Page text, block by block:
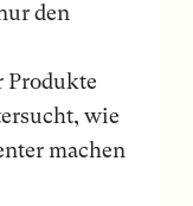
den
Produkte
wie
machen